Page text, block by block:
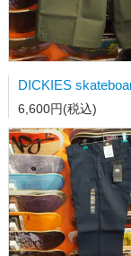
6,600円(税込)